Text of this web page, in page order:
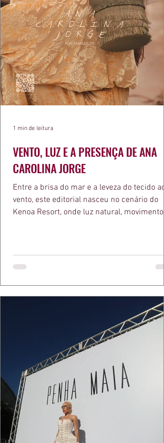
VENTO, LUZ E A PRESENÇA DE ANA
CAROLINA JORGE
Entre a brisa do mar e a leveza do tecido ao
vento, este editorial nasceu no cenário do
Kenoa Resort, onde luz natural, movimento e
bolsa da Malu Pires, em uma composição
algo de intemporal em vestir o vento e
que ele conduza a cena. Cada dobra do
cada reflexo dourado da luz sobre a pe
1 min de leitura